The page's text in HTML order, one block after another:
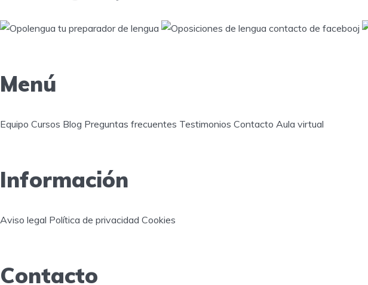
Menú
Equipo Cursos Blog Preguntas frecuentes Testimonios Contacto Aula virtual
Información
Aviso legal Política de privacidad Cookies
Contacto